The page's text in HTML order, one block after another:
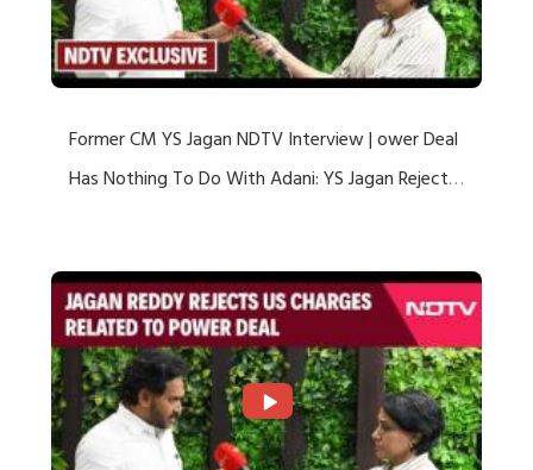
Former CM YS Jagan NDTV Interview | ower Deal
Has Nothing To Do With Adani: YS Jagan Rejects